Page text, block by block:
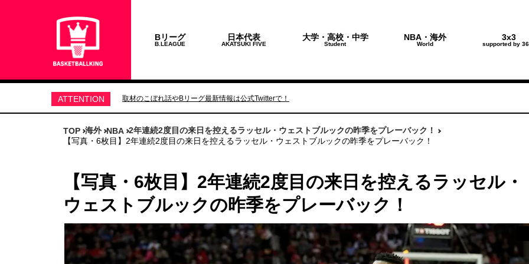
Bリーグ
B.LEAGUE
日本代表
AKATSUKI FIVE
大学・高校・中学
Student
NBA・海外
World
3x3
supported by
ATTENTION 取材のこぼれ話やBリーグ最新情報は公式Twitterで！
TOP 海外 NBA 2年連続2度目の来日を控えるラッセル・ウェストブルックの昨季をプレーバック！
【写真・6枚目】2年連続2度目の来日を控えるラッセル・ウェストブルックの昨季をプレーバック！
【写真・6枚目】2年連続2度目の来日を控えるラッセル・
ウェストブルックの昨季をプレーバック！